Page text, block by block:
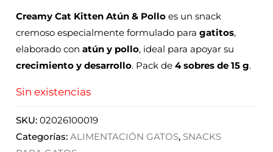
Creamy Cat Kitten Atún & Pollo es un snack
cremoso especialmente formulado paragatitos,
elaborado conatún y pollo, ideal para apoyar su
crecimiento y desarrollo. Pack de4 sobres de 15 g.
Sin existencias
SKU:02026100019
Categorías:ALIMENTACIÓN GATOS, SNACKS